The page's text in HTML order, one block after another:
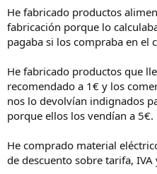
He fabricado productos
fabricación porque lo
pagaba si los compraba en el
He fabricado productos que
recomendado a 1€ y los
nos lo devolvían indignados
porque ellos los vendían a 5€.
He comprado material
de descuento sobre tarifa,